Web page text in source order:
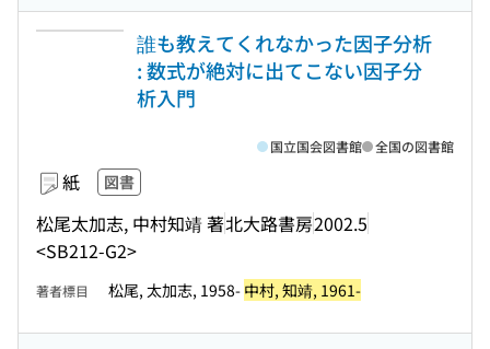
誰も教えてくれなかった因子分析
: 数式が絶対に出てこない因子分
析入門
紙 図書
松尾太加志, 中村知靖 著北大路書房2002.5
<SB212-G2>
国立国会図書館 全国の図書館
著者標目 松尾, 太加志, 1958- 中村, 知靖, 1961-